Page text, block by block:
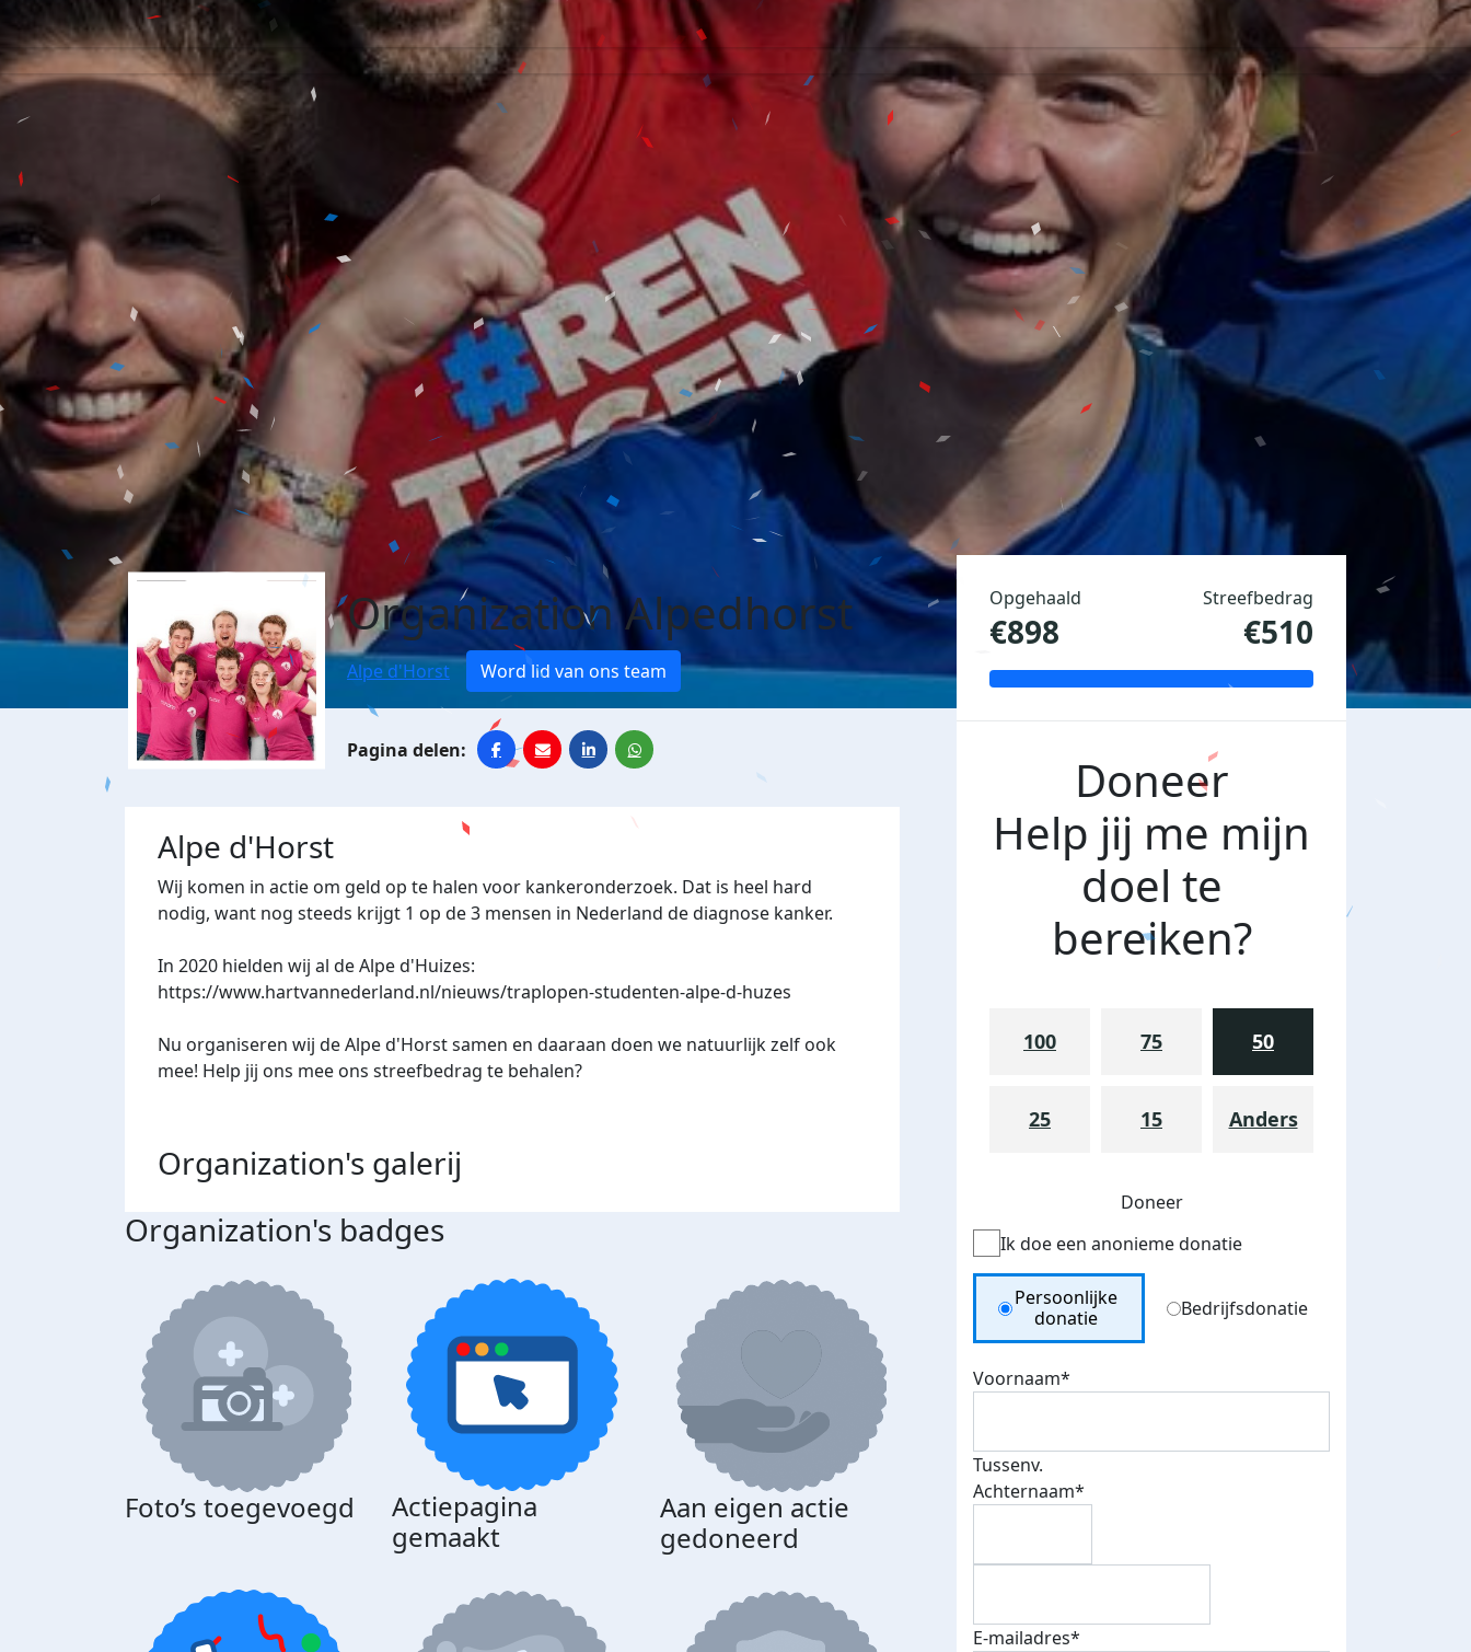
Organization Alpedhorst
Alpe d'Horst Word lid van ons team
Alpe d'Horst
Wij komen in actie om geld op te halen voor kankeronderzoek. Dat is heel hard
nodig, want nog steeds krijgt 1 op de 3 mensen in Nederland de diagnose kanker.
In 2020 hielden wij al de Alpe d'Huizes:
https://www.hartvannederland.nl/nieuws/traplopen-studenten-alpe-d-huzes
Nu organiseren wij de Alpe d'Horst samen en daaraan doen we natuurlijk zelf ook
mee! Help jij ons mee ons streefbedrag te behalen?
Organization's galerij
Organization's badges
Foto’s toegevoegd
Actiepagina
gemaakt
Aan eigen actie
gedoneerd
Opgehaald
€898
Streefbedrag
€510
Doneer
Help jij me mijn
doel te
bereiken?
100 75 50
25 15 Anders
Doneer
Ik doe een anonieme donatie
Donation Type
Persoonlijke
donatie
Bedrijfsdonatie
Voornaam*
Tussenv.
Achternaam*
E-mailadres*